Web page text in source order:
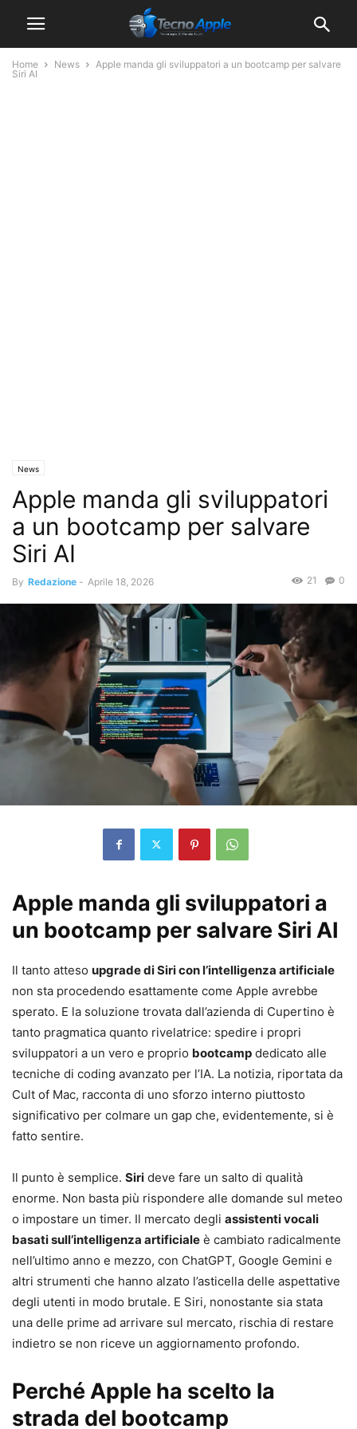
Home News
Apple manda gli sviluppatori a un bootcamp per salvare
Siri AI
News
Apple manda gli sviluppatori
a un bootcamp per salvare
Siri AI
By Redazione - Aprile 18, 2026 0
21
Apple manda gli sviluppatori a
un bootcamp per salvare Siri AI
Il tanto atteso upgrade di Siri con l’intelligenza artificiale
non sta procedendo esattamente come Apple avrebbe
sperato. E la soluzione trovata dall’azienda di Cupertino è
tanto pragmatica quanto rivelatrice: spedire i propri
sviluppatori a un vero e proprio bootcamp dedicato alle
tecniche di coding avanzato per l’IA. La notizia, riportata da
Cult of Mac, racconta di uno sforzo interno piuttosto
significativo per colmare un gap che, evidentemente, si è
fatto sentire.
Il punto è semplice. Siri deve fare un salto di qualità
enorme. Non basta più rispondere alle domande sul meteo
o impostare un timer. Il mercato degli assistenti vocali
basati sull’intelligenza artificiale è cambiato radicalmente
nell’ultimo anno e mezzo, con ChatGPT, Google Gemini e
altri strumenti che hanno alzato l’asticella delle aspettative
degli utenti in modo brutale. E Siri, nonostante sia stata
una delle prime ad arrivare sul mercato, rischia di restare
indietro se non riceve un aggiornamento profondo.
Perché Apple ha scelto la
strada del bootcamp